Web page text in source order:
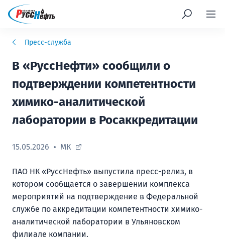
Пресс-служба
В «РуссНефти» сообщили о
подтверждении компетентности
химико-аналитической
лаборатории в Росаккредитации
15.05.2026 МК
ПАО НК «РуссНефть» выпустила пресс-релиз, в
котором сообщается о завершении комплекса
мероприятий на подтверждение в Федеральной
службе по аккредитации компетентности химико-
аналитической лаборатории в Ульяновском
филиале компании.